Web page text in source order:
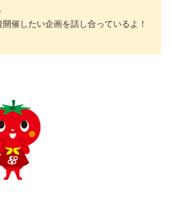
催したい企画を話し合っているよ！